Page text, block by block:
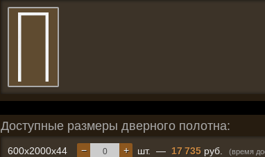
Доступные размеры дверного полотна:
600x2000x44 +
− шт. — 17 735 руб. (время